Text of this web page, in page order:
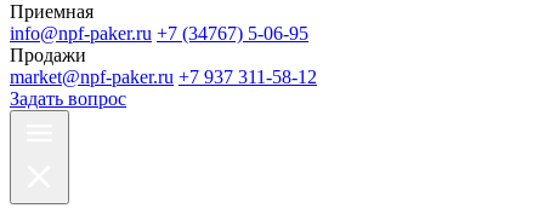
Приемная
info@npf-paker.ru +7 (34767) 5-06-95
Продажи
market@npf-paker.ru +7 937 311-58-12
Задать вопрос